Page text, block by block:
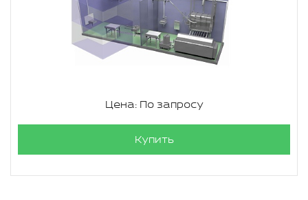
Цена: По запросу
Купить